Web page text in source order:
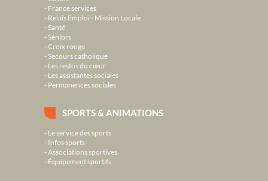
France services
Relais Emploi - Mission Locale
Santé
Séniors
Croix rouge
Secours catholique
Les restos du cœur
Les assistantes sociales
Permanences sociales
SPORTS & ANIMATIONS
Le service des sports
Infos sports
Associations sportives
Équipement sportifs